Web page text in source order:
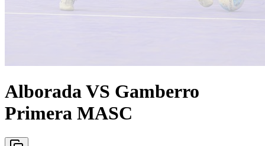
Alborada VS Gamberro
Primera MASC